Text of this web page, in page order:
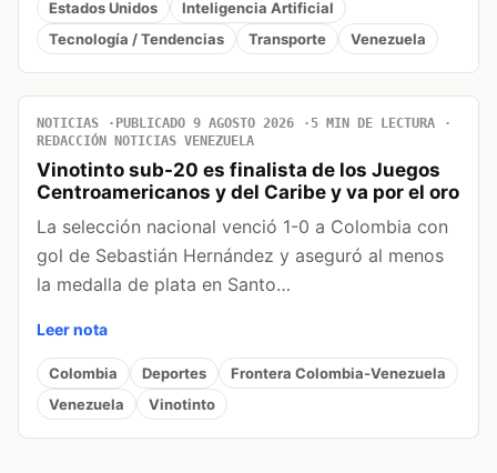
Estados Unidos
Inteligencia Artificial
Tecnología / Tendencias
Transporte Venezuela
NOTICIAS PUBLICADO 9 AGOSTO 2026
5 MIN DE LECTURA
REDACCIÓN NOTICIAS VENEZUELA
Vinotinto sub-20 es finalista de los Juegos
Centroamericanos y del Caribe y va por el oro
La selección nacional venció 1-0 a Colombia con
gol de Sebastián Hernández y aseguró al menos
la medalla de plata en Santo…
Leer nota
Colombia Deportes
Frontera Colombia-Venezuela
Venezuela
Vinotinto